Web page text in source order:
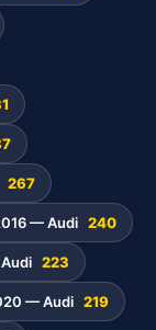
267
— Audi 240
223
— Audi 219